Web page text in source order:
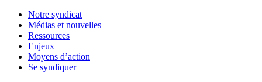
Notre syndicat
Médias et nouvelles
Ressources
Enjeux
Moyens d’action
Se syndiquer